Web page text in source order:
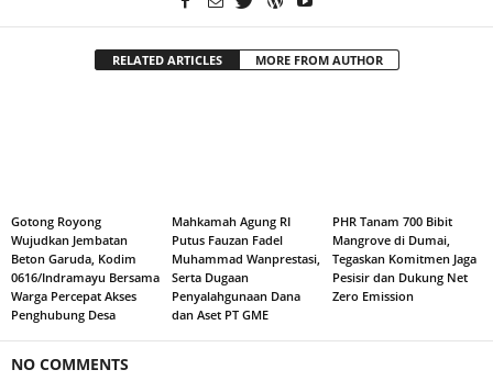
RELATED ARTICLES MORE FROM AUTHOR
Gotong Royong
Wujudkan Jembatan
Beton Garuda, Kodim
0616/Indramayu Bersama
Warga Percepat Akses
Penghubung Desa
Mahkamah Agung RI
Putus Fauzan Fadel
Muhammad Wanprestasi,
Serta Dugaan
Penyalahgunaan Dana
dan Aset PT GME
PHR Tanam 700 Bibit
Mangrove di Dumai,
Tegaskan Komitmen Jaga
Pesisir dan Dukung Net
Zero Emission
NO COMMENTS